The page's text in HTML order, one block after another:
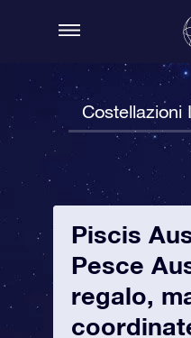
Costellazioni
Piscis
Pesce
regalo,